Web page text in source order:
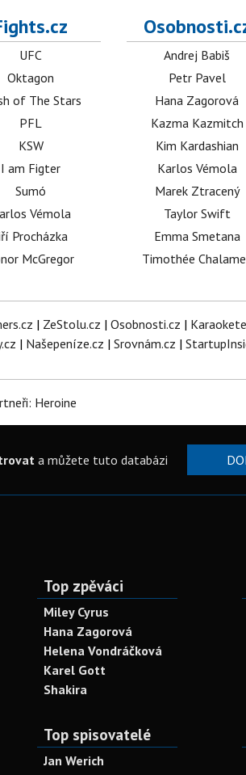
UFC
Oktagon
of The Stars
PFL
KSW
I am Figter
Sumó
Vémola
Procházka
McGregor
Andrej Babiš
Petr Pavel
Hana Zagorová
Kazma Kazmitch
Kim Kardashian
Karlos Vémola
Marek Ztracený
Taylor Swift
Emma Smetana
Timothée
| ZeStolu.cz | Osobnosti.cz |
| Našepeníze.cz | Srovnám.cz |
Heroine
a můžete tuto databázi
Top zpěváci
Miley Cyrus
Hana Zagorová
Helena Vondráčková
Karel Gott
Shakira
Top spisovatelé
Jan Werich